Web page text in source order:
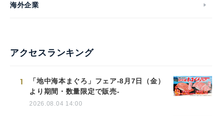
海外企業
アクセスランキング
1
「地中海本まぐろ」フェア-8月7日（金）
より期間・数量限定で販売-
2026.08.04 14:00